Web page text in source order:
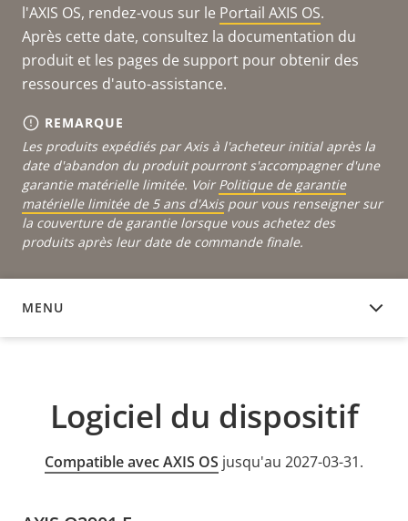
l'AXIS OS, rendez-vous sur le Portail AXIS OS.
Après cette date, consultez la documentation du
produit et les pages de support pour obtenir des
ressources d'auto-assistance.
REMARQUE
Les produits expédiés par Axis à l'acheteur initial après la
date d'abandon du produit pourront s'accompagner d'une
garantie matérielle limitée. Voir Politique de garantie
matérielle limitée de 5 ans d'Axispour vous renseigner sur
la couverture de garantie lorsque vous achetez des
produits après leur date de commande finale.
MENU
LOGICIEL DU DISPOSITIF
Logiciel du dispositif
Compatible avec AXIS OS jusqu'au 2027-03-31.